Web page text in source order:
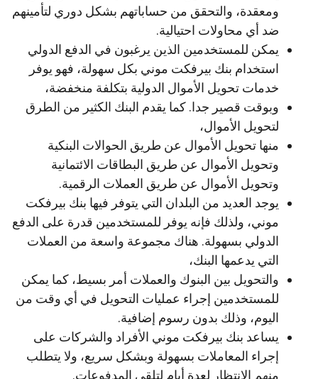
ومعقدة، والتحقق من حساباتهم بشكل دوري لتأمينهم
ضد أي محاولات احتيالية.
يمكن للمستخدمين الذين يرغبون في الدفع الدولي
استخدام بنك بيرفكت موني بكل سهولة، فهو يوفر
خدمات تحويل الأموال الدولية بتكلفة منخفضة،
وبوقت قصير جدا. كما يقدم البنك الكثير من الطرق
لتحويل الأموال،
منها تحويل الأموال عن طريق الحوالات البنكية
وتحويل الأموال عن طريق البطاقات الائتمانية
وتحويل الأموال عن طريق العملات الرقمية.
يوجد العديد من البلدان التي يتوفر فيها بنك بيرفكت
موني، ولذلك فإنه يوفر للمستخدمين قدرة على الدفع
الدولي بسهولة. هناك مجموعة واسعة من العملات
التي يدعمها البنك،
والتحويل بين البنوك والعملات أمر بسيط، كما يمكن
للمستخدمين إجراء عمليات التحويل في أي وقت من
اليوم، وذلك بدون رسوم إضافية.
يساعد بنك بيرفكت موني الأفراد والشركات على
إجراء المعاملات بسهولة وبشكل سريع، ولا يتطلب
منهم الإنتظار لعدة أيام لتلقي المدفوعات.